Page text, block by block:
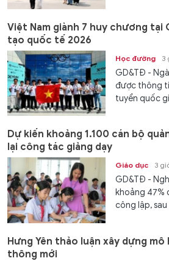
Việt Nam giành 7 huy chương tại
tạo quốc tế 2026
Học đường 3
GD&TĐ -
được thông
tuyển quốc
Dự kiến khoảng 1.100 cán bộ
lại công tác giảng dạy
Giáo dục 3
GD&TĐ -
khoảng 47%
công lập,
Hưng Yên thảo luận xây dựng
thông mới